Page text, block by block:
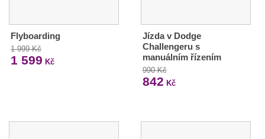
Flyboarding
1 999 Kč
1 599 Kč
Jízda v Dodge
Challengeru s
manuálním řízením
990 Kč
842 Kč